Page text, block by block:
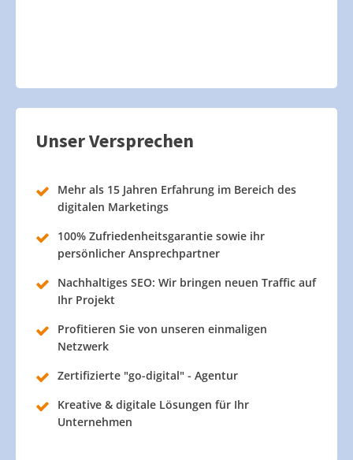
Unser Versprechen
Mehr als 15 Jahren Erfahrung im Bereich des
digitalen Marketings
100% Zufriedenheitsgarantie sowie ihr
persönlicher Ansprechpartner
Nachhaltiges SEO: Wir bringen neuen Traffic auf
Ihr Projekt
Profitieren Sie von unseren einmaligen
Netzwerk
Zertifizierte "go-digital" - Agentur
Kreative & digitale Lösungen für Ihr
Unternehmen